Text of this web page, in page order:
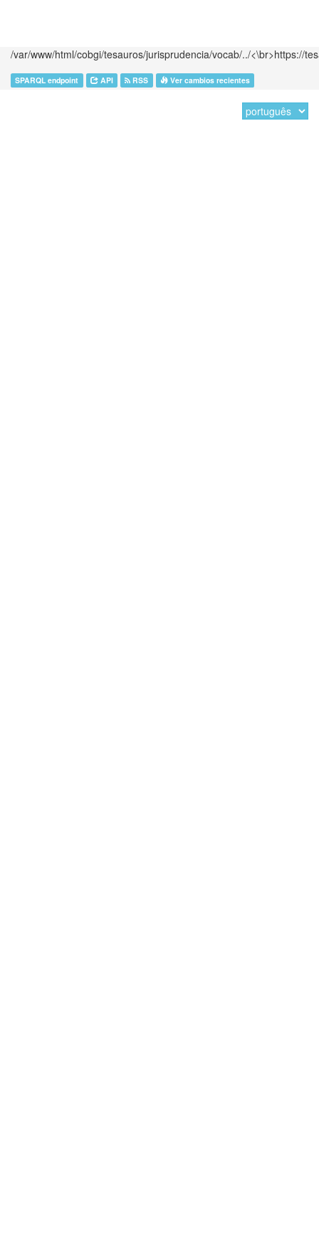
/var/www/html/cobgi/tesauros/jurisprudencia/vocab/../<\br>https://
SPARQL endpoint API RSS Ver cambios recientes